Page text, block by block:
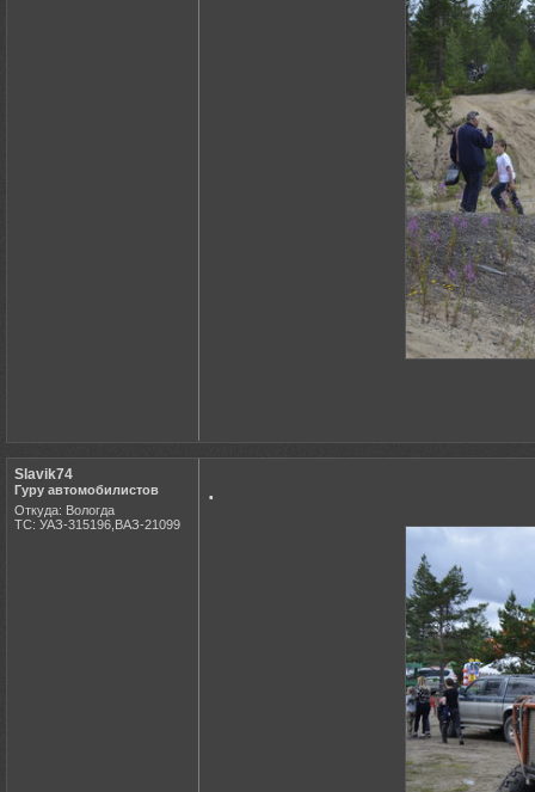
Slavik74
Гуру автомобилистов
Откуда: Вологда
ТС: УАЗ-315196,ВАЗ-21099
.